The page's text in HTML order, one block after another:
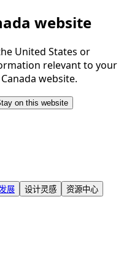
website
United States or
relevant to your
website.
on this website
展 设计灵感
资源中心